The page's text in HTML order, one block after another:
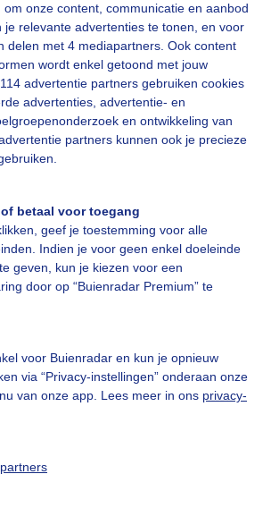
onze content, communicatie en aanbod
je relevante advertenties te tonen, en voor
delen met 4 mediapartners. Ook content
wordt enkel getoond met jouw
advertentie partners gebruiken cookies
advertenties, advertentie- en
en ontwikkeling van
partners kunnen ook je precieze
betaal voor toegang
geef je toestemming voor alle
Indien je voor geen enkel doeleinde
geven, kun je kiezen voor een
door op “Buienradar Premium” te
voor Buienradar en kun je opnieuw
via “Privacy-instellingen” onderaan onze
van onze app. Lees meer in ons privacy-
Een moment geduld aub...